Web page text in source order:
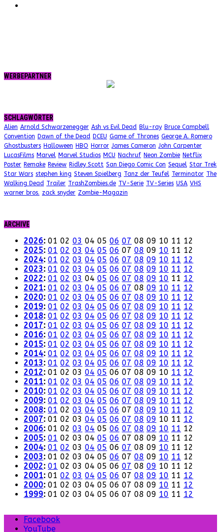
WERBEPARTNER
SCHLAGWÖRTER
Alien Arnold Schwarzenegger Ash vs Evil Dead Blu-ray Bruce Campbell
Convention Dawn of the Dead DCEU Game of Thrones George A. Romero
Ghostbusters Halloween HBO Horror James Cameron John Carpenter
LucasFilms Marvel Marvel Studios MCU Nachruf Neon Zombie Netflix
Poster Remake Review Ridley Scott San Diego Comic Con Sequel Star Trek
Star Wars stephen king Steven Spielberg Tanz der Teufel Terminator The
Walking Dead Trailer TrashZombies.de TV-Serie TV-Series USA VHS
warner bros. zack snyder Zombie-Magazin
ARCHIVE
2026: 01 02 03 04 05 06 07 08 09 10 11 12
2025: 01 02 03 04 05 06 07 08 09 10 11 12
2024: 01 02 03 04 05 06 07 08 09 10 11 12
2023: 01 02 03 04 05 06 07 08 09 10 11 12
2022: 01 02 03 04 05 06 07 08 09 10 11 12
2021: 01 02 03 04 05 06 07 08 09 10 11 12
2020: 01 02 03 04 05 06 07 08 09 10 11 12
2019: 01 02 03 04 05 06 07 08 09 10 11 12
2018: 01 02 03 04 05 06 07 08 09 10 11 12
2017: 01 02 03 04 05 06 07 08 09 10 11 12
2016: 01 02 03 04 05 06 07 08 09 10 11 12
2015: 01 02 03 04 05 06 07 08 09 10 11 12
2014: 01 02 03 04 05 06 07 08 09 10 11 12
2013: 01 02 03 04 05 06 07 08 09 10 11 12
2012: 01 02 03 04 05 06 07 08 09 10 11 12
2011: 01 02 03 04 05 06 07 08 09 10 11 12
2010: 01 02 03 04 05 06 07 08 09 10 11 12
2009: 01 02 03 04 05 06 07 08 09 10 11 12
2008: 01 02 03 04 05 06 07 08 09 10 11 12
2007: 01 02 03 04 05 06 07 08 09 10 11 12
2006: 01 02 03 04 05 06 07 08 09 10 11 12
2005: 01 02 03 04 05 06 07 08 09 10 11 12
2004: 01 02 03 04 05 06 07 08 09 10 11 12
2003: 01 02 03 04 05 06 07 08 09 10 11 12
2002: 01 02 03 04 05 06 07 08 09 10 11 12
2001: 01 02 03 04 05 06 07 08 09 10 11 12
2000: 01 02 03 04 05 06 07 08 09 10 11 12
1999: 01 02 03 04 05 06 07 08 09 10 11 12
Facebook
YouTube